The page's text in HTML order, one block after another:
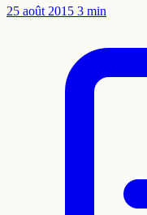
25 août 2015 3 min